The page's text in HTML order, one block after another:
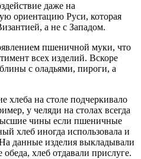
даже на
ориентацию Руси, которая
а не с Западом.
пшеничной муки, что
всех изделий. Вскоре
с оладьями, пироги, а
хлеба на столе подчеркивало
у челяди на столах всегда
чины если пшеничные
хлеб иногда использовала и
данные изделия выкладывали
хлеб отдавали прислуге.